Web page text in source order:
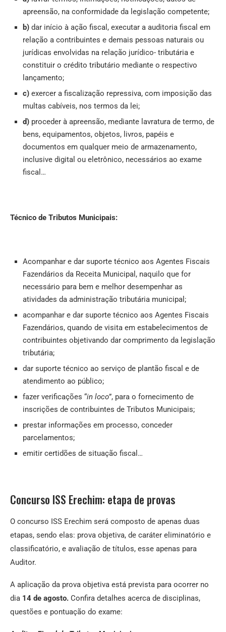
apreensão, na conformidade da legislação competente;
b) dar início à ação fiscal, executar a auditoria fiscal em
relação a contribuintes e demais pessoas naturais ou
jurídicas envolvidas na relação jurídico- tributária e
constituir o crédito tributário mediante o respectivo
lançamento;
c) exercer a fiscalização repressiva, com imposição das
multas cabíveis, nos termos da lei;
d) proceder à apreensão, mediante lavratura de termo, de
bens, equipamentos, objetos, livros, papéis e
documentos em qualquer meio de armazenamento,
inclusive digital ou eletrônico, necessários ao exame
fiscal…
Técnico de Tributos Municipais:
Acompanhar e dar suporte técnico aos Agentes Fiscais
Fazendários da Receita Municipal, naquilo que for
necessário para bem e melhor desempenhar as
atividades da administração tributária municipal;
acompanhar e dar suporte técnico aos Agentes Fiscais
Fazendários, quando de visita em estabelecimentos de
contribuintes objetivando dar comprimento da legislação
tributária;
dar suporte técnico ao serviço de plantão fiscal e de
atendimento ao público;
fazer verificações “in loco”, para o fornecimento de
inscrições de contribuintes de Tributos Municipais;
prestar informações em processo, conceder
parcelamentos;
emitir certidões de situação fiscal…
Concurso ISS Erechim: etapa de provas
O concurso ISS Erechim será composto de apenas duas
etapas, sendo elas: prova objetiva, de caráter eliminatório e
classificatório, e avaliação de títulos, esse apenas para
Auditor.
A aplicação da prova objetiva está prevista para ocorrer no
dia 14 de agosto. Confira detalhes acerca de disciplinas,
questões e pontuação do exame: